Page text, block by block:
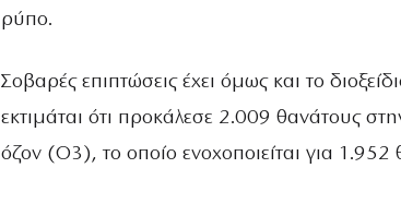
ρύπο.
Σοβαρές επιπτώσεις έχει όμως και το
εκτιμάται ότι προκάλεσε 2.009 θανάτους
όζον (O3), το οποίο ενοχοποιείται για 1.952